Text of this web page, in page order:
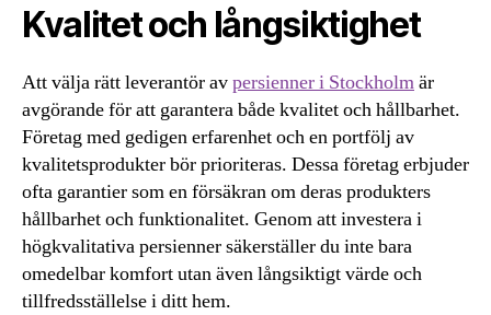
Kvalitet och långsiktighet
Att välja rätt leverantör avpersienner i Stockholmär
avgörande för att garantera både kvalitet och hållbarhet.
Företag med gedigen erfarenhet och en portfölj av
kvalitetsprodukter bör prioriteras. Dessa företag erbjuder
ofta garantier som en försäkran om deras produkters
hållbarhet och funktionalitet. Genom att investera i
högkvalitativa persienner säkerställer du inte bara
omedelbar komfort utan även långsiktigt värde och
tillfredsställelse i ditt hem.